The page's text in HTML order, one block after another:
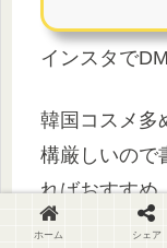
インスタで
韓国コスメ多
構厳しいので
ればおすすめ
ホーム シェア